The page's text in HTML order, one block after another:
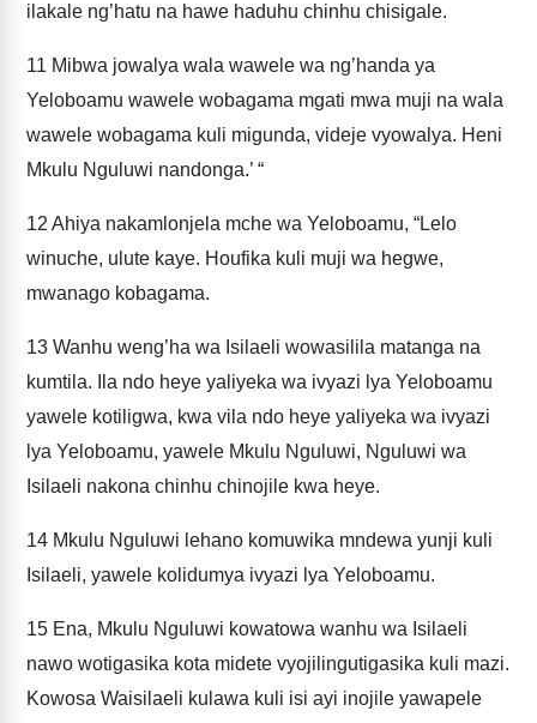
ilakale ng’hatu na hawe haduhu chinhu chisigale.
11 Mibwa jowalya wala wawele wa ng’handa ya
Yeloboamu wawele wobagama mgati mwa muji na wala
wawele wobagama kuli migunda, videje vyowalya. Heni
Mkulu Nguluwi nandonga.’ “
12 Ahiya nakamlonjela mche wa Yeloboamu, “Lelo
winuche, ulute kaye. Houfika kuli muji wa hegwe,
mwanago kobagama.
13 Wanhu weng’ha wa Isilaeli wowasilila matanga na
kumtila. Ila ndo heye yaliyeka wa ivyazi lya Yeloboamu
yawele kotiligwa, kwa vila ndo heye yaliyeka wa ivyazi
lya Yeloboamu, yawele Mkulu Nguluwi, Nguluwi wa
Isilaeli nakona chinhu chinojile kwa heye.
14 Mkulu Nguluwi lehano komuwika mndewa yunji kuli
Isilaeli, yawele kolidumya ivyazi lya Yeloboamu.
15 Ena, Mkulu Nguluwi kowatowa wanhu wa Isilaeli
nawo wotigasika kota midete vyojilingutigasika kuli mazi.
Kowosa Waisilaeli kulawa kuli isi ayi inojile yawapele